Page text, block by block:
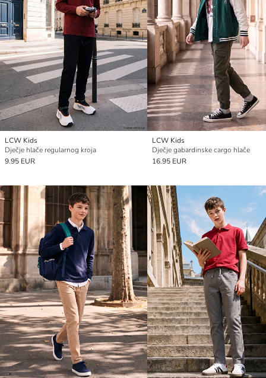
LCW Kids
Dječje hlače regularnog kroja
9.95 EUR
LCW Kids
Dječje gabardinske cargo hlače
16.95 EUR